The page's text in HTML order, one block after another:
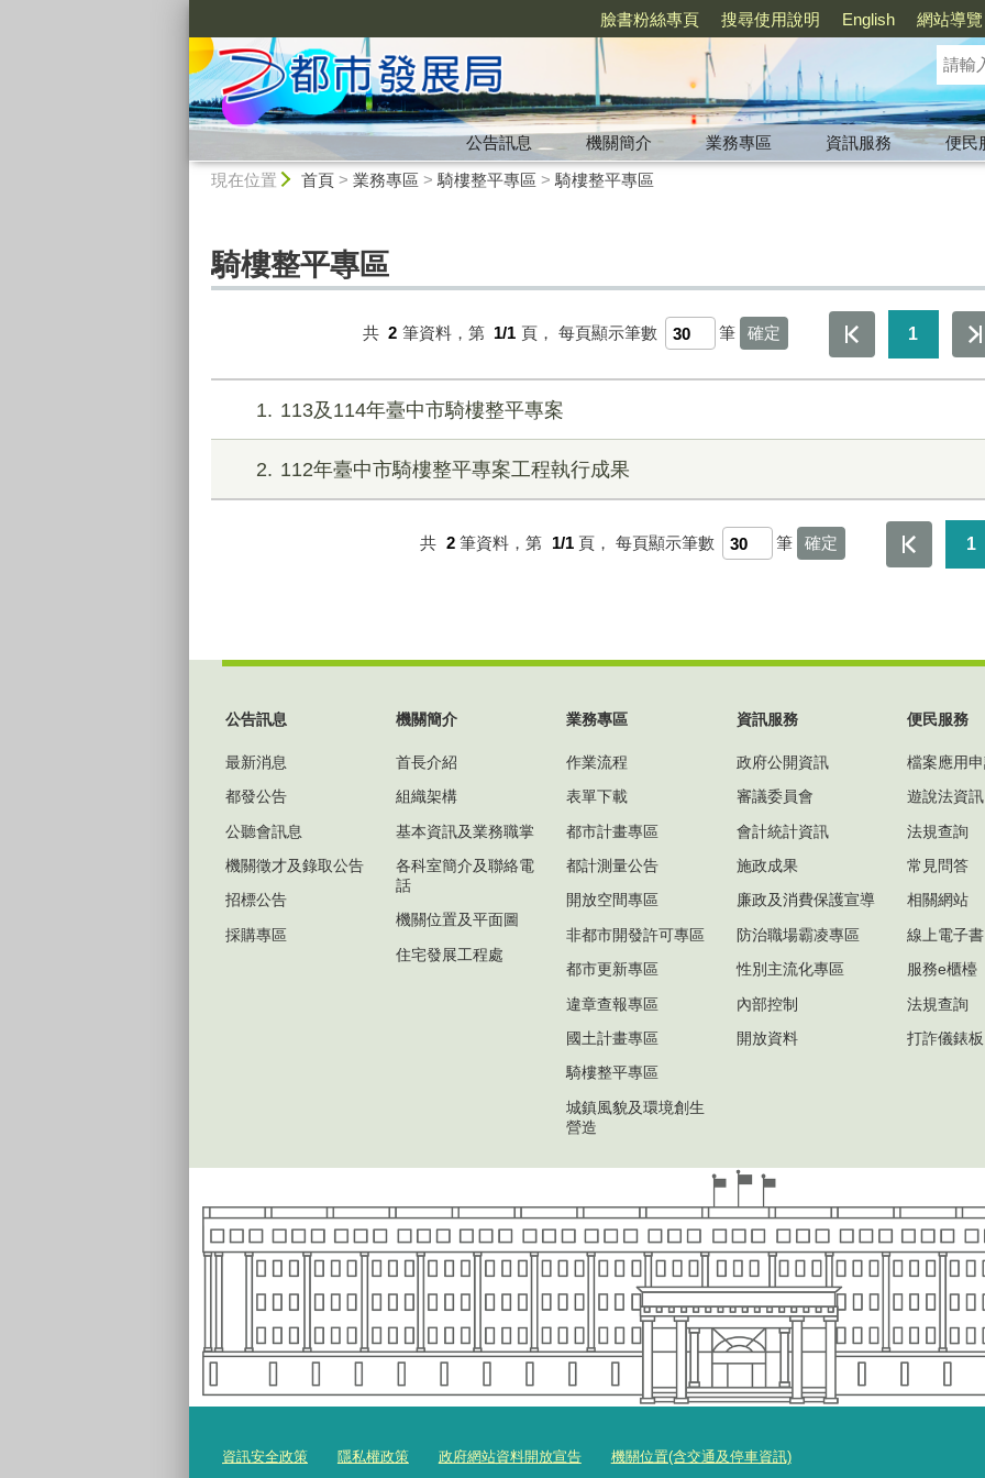
臉書粉絲專頁 搜尋使用說明 English 網站導覽
公告訊息 機關簡介 業務專區 資訊服務
便民
現在位置 首頁> 業務專區 > 騎樓整平專區 > 騎樓整平專區
騎樓整平專區
共 2 筆資料，第 1/1 頁， 每頁顯示筆數 筆 1
1 113及114年臺中市騎樓整平專案
2 112年臺中市騎樓整平專案工程執行成果
共 2 筆資料，第 1/1 頁， 每頁顯示筆數 筆 1
公告訊息
最新消息
都發公告
公聽會訊息
機關徵才及錄取公告
招標公告
採購專區
機關簡介
首長介紹
組織架構
基本資訊及業務職掌
各科室簡介及聯絡電
話
機關位置及平面圖
住宅發展工程處
業務專區
作業流程
表單下載
都市計畫專區
都計測量公告
開放空間專區
非都市開發許可專區
都市更新專區
違章查報專區
國土計畫專區
騎樓整平專區
城鎮風貌及環境創生
營造
資訊服務
政府公開資訊
審議委員會
會計統計資訊
施政成果
廉政及消費保護宣導
防治職場霸凌專區
性別主流化專區
內部控制
開放資料
便民服務
檔案應用
遊說法資訊
法規查詢
常見問答
相關網站
線上電子書
服務e櫃檯
法規查詢
打詐儀錶板
資訊安全政策 隱私權政策 政府網站資料開放宣告 機關位置(含交通及停車資訊)